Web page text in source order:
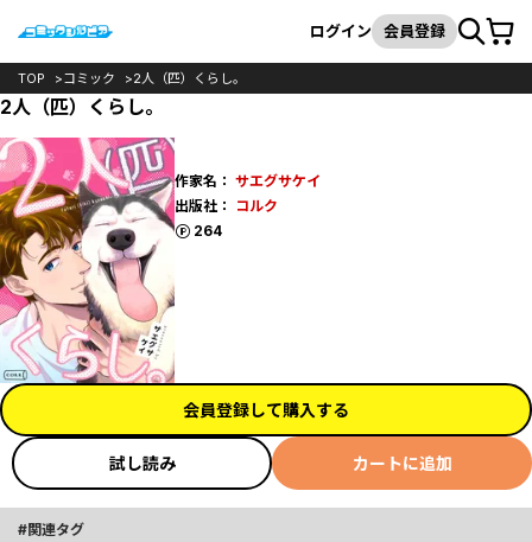
検索
ログイン 会員登録カート
TOP コミック 2人（匹）くらし。
2人（匹）くらし。
作家名： サエグサケイ
出版社：
コルク
264
ポイント
会員登録して購入する
試し読み カートに追加
関連タグ